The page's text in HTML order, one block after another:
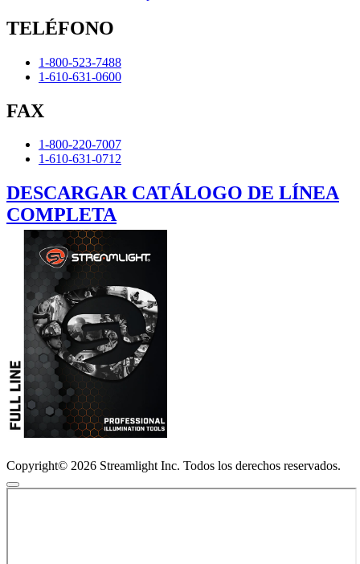
TELÉFONO
1-800-523-7488
1-610-631-0600
FAX
1-800-220-7007
1-610-631-0712
DESCARGAR CATÁLOGO DE LÍNEA
COMPLETA
Copyright© 2026 Streamlight Inc. Todos los derechos reservados.